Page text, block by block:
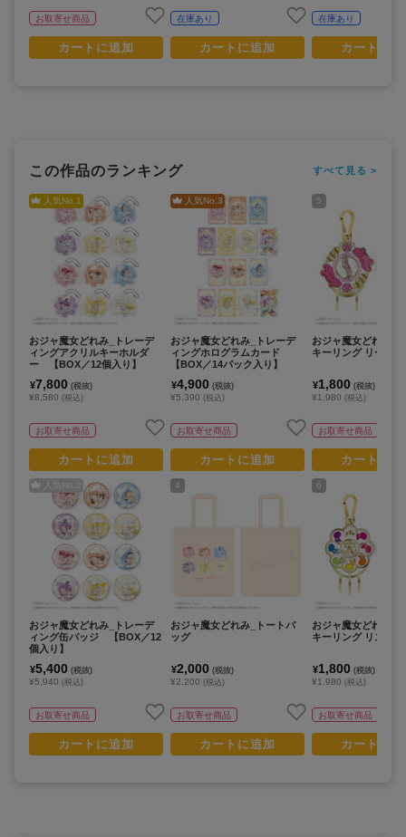
お取寄せ商品
カートに追加
在庫あり
カートに追加
在庫あり
カートに
この作品のランキング すべて見る >
人気No.1
おジャ魔女どれみ_トレーデ
ィングアクリルキーホルダ
ー 【BOX／12個入り】
¥7,800 (税抜)
¥8,580 (税込)
お取寄せ商品
カートに追加
人気No. 2
おジャ魔女どれみ_トレーデ
ィング缶バッジ 【BOX／12
個入り】
¥5,400 (税抜)
¥5,940 (税込)
お取寄せ商品
カートに追加
人気No.3
おジャ魔女どれみ_トレーデ
ィングホログラムカード
【BOX／14パック入り】
¥4,900 (税抜)
¥5,390 (税込)
お取寄せ商品
カートに追加
4
おジャ魔女どれみ_トートバ
ッグ
¥2,000 (税抜)
¥2,200 (税込)
お取寄せ商品
カートに追加
5
おジャ魔女どれみ_
キーリング リース
¥1,800 (税抜)
¥1,980 (税込)
お取寄せ商品
カートに
6
おジャ魔女どれみ_
キーリング リズム
¥1,800 (税抜)
¥1,980 (税込)
お取寄せ商品
カートに